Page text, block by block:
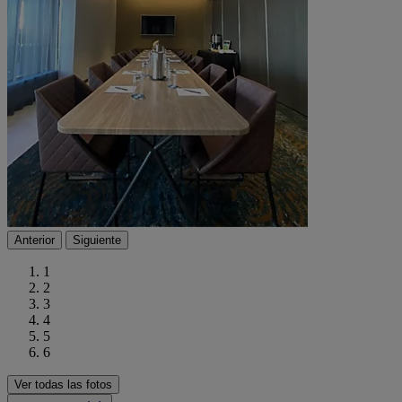
Anterior Siguiente
1
2
3
4
5
6
Ver todas las fotos